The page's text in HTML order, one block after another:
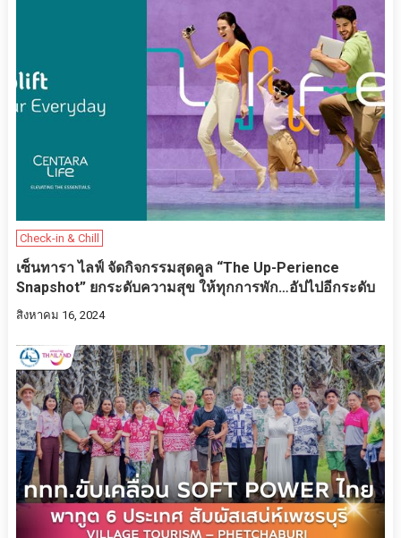
Check-in & Chill
เซ็นทารา ไลฟ์ จัดกิจกรรมสุดคูล “The Up-Perience
Snapshot” ยกระดับความสุข ให้ทุกการพัก…อัปไปอีกระดับ
สิงหาคม 16, 2024